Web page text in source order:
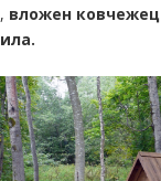
вложен